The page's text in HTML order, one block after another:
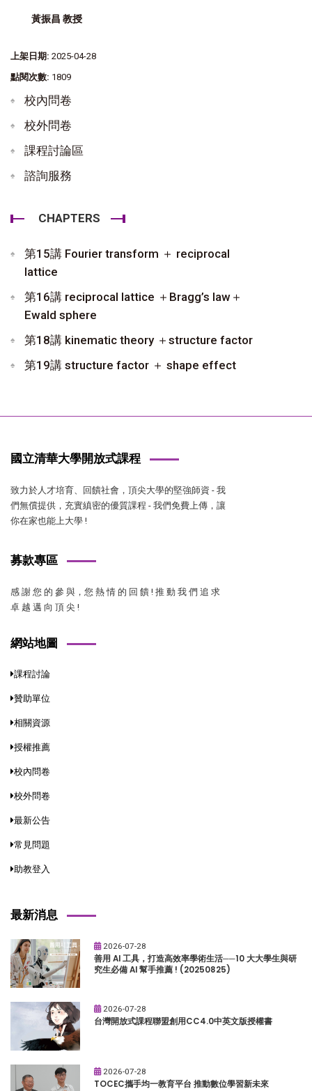
黃振昌 教授
上架日期: 2025-04-28
點閱次數: 1809
校內問卷
校外問卷
課程討論區
諮詢服務
CHAPTERS
第15講 Fourier transform ＋ reciprocal
lattice
第16講 reciprocal lattice ＋Bragg’s law＋
Ewald sphere
第18講 kinematic theory ＋structure factor
第19講 structure factor ＋ shape effect
國立清華大學開放式課程
致力於人才培育、回饋社會，頂尖大學的堅強師資 - 我
們無償提供，充實縝密的優質課程 - 我們免費上傳，讓
你在家也能上大學 !
募款專區
感 謝 您 的 參 與，您 熱 情 的 回 饋 ! 推 動 我 們 追 求
卓 越 邁 向 頂 尖 !
網站地圖
課程討論
贊助單位
相關資源
授權推薦
校內問卷
校外問卷
最新公告
常見問題
助教登入
最新消息
2026-07-28
善用 AI 工具，打造高效率學術生活──10 大大學生與研
究生必備 AI 幫手推薦 ! (20250825)
2026-07-28
台灣開放式課程聯盟創用CC4.0中英文版授權書
2026-07-28
TOCEC攜手均一教育平台 推動數位學習新未來